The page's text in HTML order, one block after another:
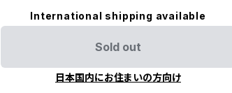
International shipping available
Sold out
日本国内にお住まいの方向け